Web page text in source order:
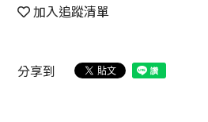
加入追蹤清單
分享到